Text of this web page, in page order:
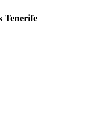
Tenerife